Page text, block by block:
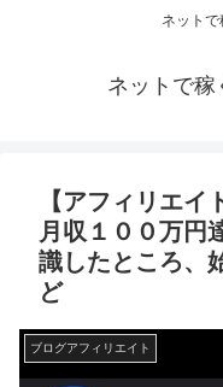
ネットで
ネットで稼
【アフィリエ
月収１００万円
識したところ、
ど
ブログアフィリエイト